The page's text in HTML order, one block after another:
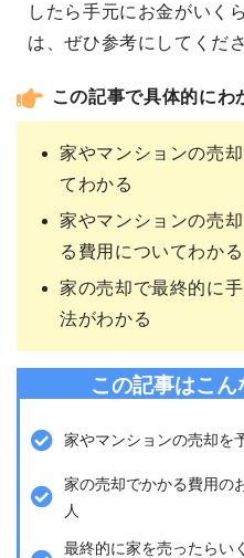
したら手元にお金がいく
は、ぜひ参考にしてくださ
この記事で具体的にわ
家やマンションの売
てわかる
家やマンションの売
る費用についてわかる
家の売却で最終的に
法がわかる
この記事はこん
家やマンションの売却を
家の売却でかかる費用の
人
最終的に家を売ったらい